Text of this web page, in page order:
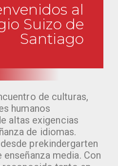
al
Suizo de
Santiago
de culturas,
humanos
altas exigencias
de idiomas.
prekindergarten
media. Con